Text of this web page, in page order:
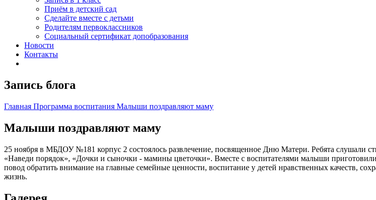
Приём в детский сад
Сделайте вместе с детьми
Родителям первоклассников
Социальный сертификат допобразования
Новости
Контакты
Запись блога
Главная Программа воспитания Малыши поздравляют маму
Малыши поздравляют маму
25 ноября в МБДОУ №181 корпус 2 состоялось развлечение, посвященное Дню Матери. Ребята слушали
«Наведи порядок», «Дочки и сыночки - мамины цветочки». Вместе с воспитателями малыши
повод обратить внимание на главные семейные ценности, воспитание у детей нравственных качеств,
жизнь.